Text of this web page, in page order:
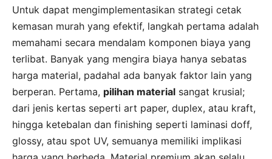
Untuk dapat mengimplementasikan strategi cetak
kemasan murah yang efektif, langkah pertama adalah
memahami secara mendalam komponen biaya yang
terlibat. Banyak yang mengira biaya hanya sebatas
harga material, padahal ada banyak faktor lain yang
berperan. Pertama, pilihan material sangat krusial;
dari jenis kertas seperti art paper, duplex, atau kraft,
hingga ketebalan dan finishing seperti laminasi doff,
glossy, atau spot UV, semuanya memiliki implikasi